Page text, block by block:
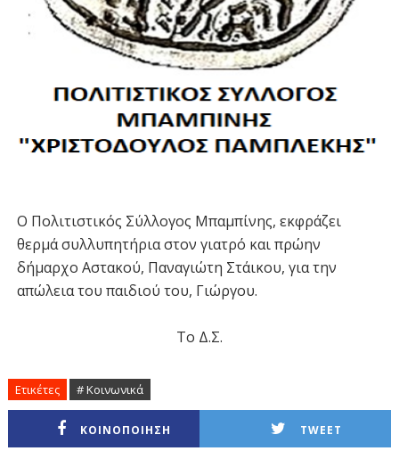
Ο Πολιτιστικός Σύλλογος Μπαμπίνης, εκφράζει
θερμά συλλυπητήρια στον γιατρό και πρώην
δήμαρχο Αστακού, Παναγιώτη Στάικου, για την
απώλεια του παιδιού του, Γιώργου.
Το Δ.Σ.
Ετικέτες # Κοινωνικά
ΚΟΙΝΟΠΟΙΗΣΗ TWEET